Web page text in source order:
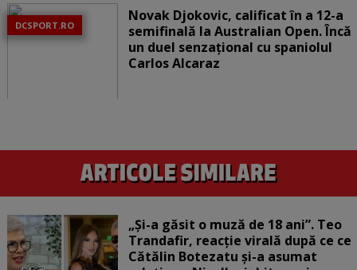
DCSPORT.RO
Novak Djokovic, calificat în a 12-a
semifinală la Australian Open. Încă
un duel senzațional cu spaniolul
Carlos Alcaraz
„Și-a găsit o muză de 18 ani”. Teo
Trandafir, reacție virală după ce ce
Cătălin Botezatu și-a asumat